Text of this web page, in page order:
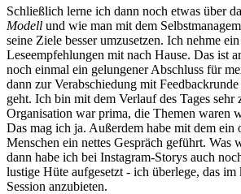
Schließlich lerne ich dann noch etwas über
Modell und wie man mit dem
seine Ziele besser umzusetzen. Ich nehme
Leseempfehlungen mit nach Hause. Das ist
noch einmal ein gelungener Abschluss für
dann zur Verabschiedung mit
geht. Ich bin mit dem Verlauf des Tages sehr
Organisation war prima, die Themen waren
Das mag ich ja. Außerdem habe mit dem ein
Menschen ein nettes Gespräch geführt. Was
dann habe ich bei Instagram-Storys auch
lustige Hüte aufgesetzt - ich überlege, das im
Session anzubieten.